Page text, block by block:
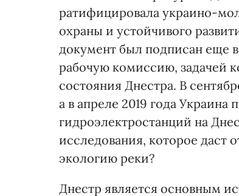
ратифицировала украино-
охраны и устойчивого
документ был подписан еще в
рабочую комиссию, задачей
состояния Днестра. В
а в апреле 2019 года
гидроэлектростанций на
исследования, которое даст
экологию реки?
Днестр является основным